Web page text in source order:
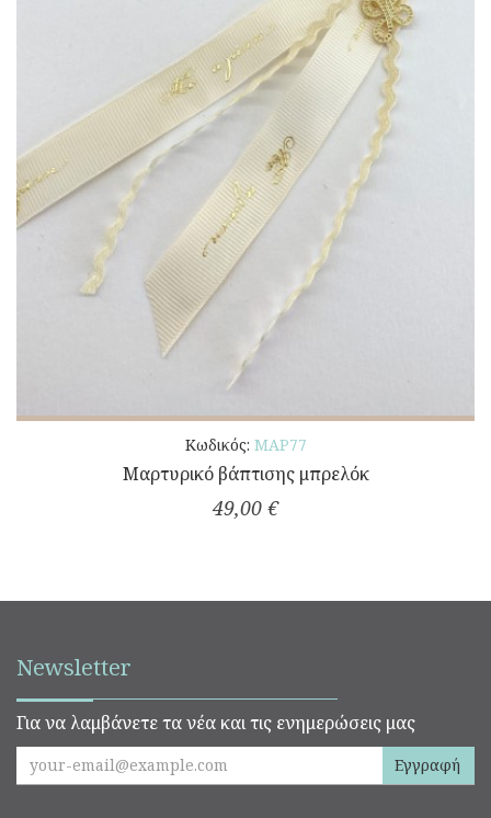
Κωδικός: ΜΑΡ77
Μαρτυρικό βάπτισης μπρελόκ
49,00 €
Newsletter
Για να λαμβάνετε τα νέα και τις ενημερώσεις μας
Εγγραφή